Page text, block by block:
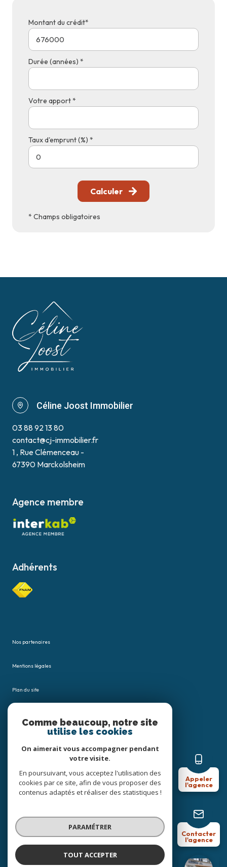
Céline Joost Immobilier
Appeler
l'agence
Contacter
l'agence
Montant du crédit*
Durée (années) *
Votre apport *
Taux d'emprunt (%) *
Calculer
* Champs obligatoires
Céline Joost Immobilier
03 88 92 13 80
contact@cj-immobilier.fr
1 , Rue Clémenceau -
67390 Marckolsheim
Agence membre
Adhérents
Nos partenaires
Mentions légales
Plan du site
Cookies
© 2026 | Tous droits réservés
Réalisé par
Comme beaucoup, notre site
utilise les cookies
On aimerait vous accompagner pendant
votre visite.
En poursuivant, vous acceptez l'utilisation des
cookies par ce site, afin de vous proposer des
contenus adaptés et réaliser des statistiques !
PARAMÉTRER
TOUT ACCEPTER